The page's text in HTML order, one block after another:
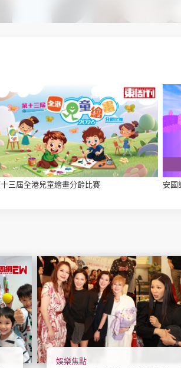
親
東周網 版權所有 . 不得轉載 ©Eastweek.com.hk. All
度不公平
三屆全港兒童繪畫分齡比賽 安國
娛樂焦點